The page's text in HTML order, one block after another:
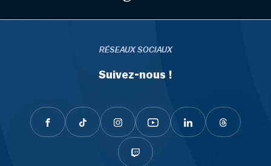
RÉSEAUX SOCIAUX
Suivez-nous !